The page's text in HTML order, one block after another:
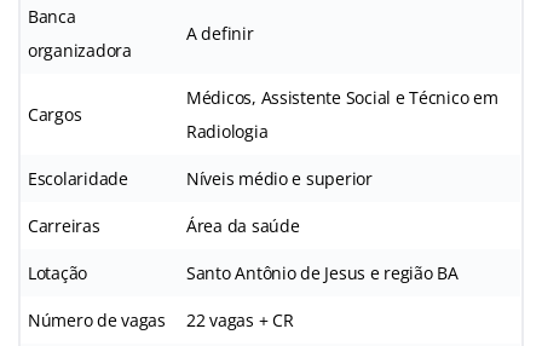
Banca
organizadora
A definir
Cargos
Médicos, Assistente Social e Técnico em
Radiologia
Escolaridade Níveis médio e superior
Carreiras Área da saúde
Lotação Santo Antônio de Jesus e região BA
Número de vagas 22 vagas + CR